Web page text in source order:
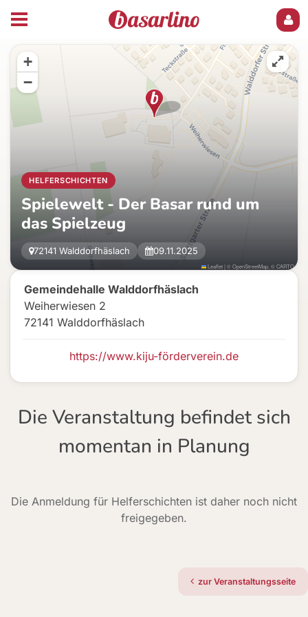
Gemeindehalle Walddorfhäslach
Weiherwiesen 2
72141 Walddorfhäslach
https://www.kiju-förderverein.de
HELFERSCHICHTEN
Spielewelt - Der Basar rund um
das Spielzeug
72141 Walddorfhäslach 09.11.2025
+
−
Leaflet|©OpenStreetMap , ©CARTO
Die Veranstaltung befindet sich
momentan in Planung
Die Anmeldung für Helferschichten ist daher noch nicht
freigegeben.
zur Veranstaltungsseite